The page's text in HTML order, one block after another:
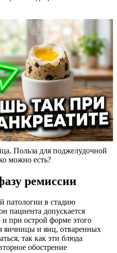
Польза для поджелудочной
можно есть?
ремиссии
патологии в стадию
пациента допускается
при острой форме этого
яичницы и яиц, отваренных
так как эти блюда
обострение